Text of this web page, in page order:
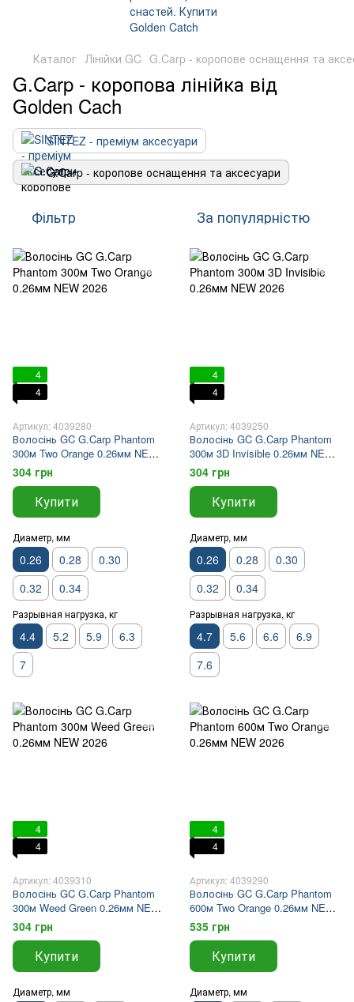
Каталог Лінійки GC G.Carp - коропове оснащення та
G.Carp - коропова лінійка від
Golden Cach
SINTEZ - преміум аксесуари
G.Carp - коропове оснащення та аксесуари
Фільтр За популярністю
4
4
Артикул: 4039280
Волосінь GC G.Carp Phantom
300м Two Orange 0.26мм NEW
2026
304 грн
Купити
Диаметр, мм
0.26 0.28
0.30
0.32
0.34
Разрывная нагрузка, кг
4.4 5.2 5.9
6.3
7
4
4
Артикул: 4039250
Волосінь GC G.Carp Phantom
300м 3D Invisible 0.26мм NEW
2026
304 грн
Купити
Диаметр, мм
0.26 0.28
0.30
0.32
0.34
Разрывная нагрузка, кг
4.7 5.6 6.6
6.9
7.6
4
4
Артикул: 4039310
Волосінь GC G.Carp Phantom
300м Weed Green 0.26мм NEW
2026
304 грн
Купити
Диаметр, мм
4
4
Артикул: 4039290
Волосінь GC G.Carp Phantom
600м Two Orange 0.26мм NEW
2026
535 грн
Купити
Диаметр, мм